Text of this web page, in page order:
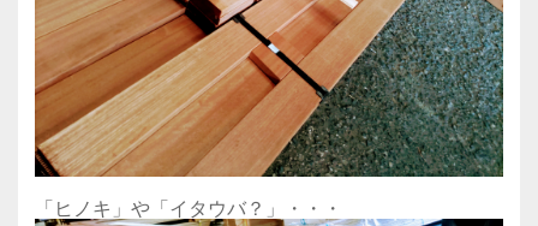
「ヒノキ」や「イタウバ？」・・・